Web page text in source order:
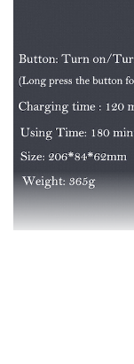
Máy thủ dâm